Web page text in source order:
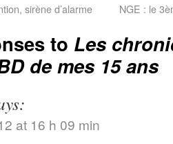
sirène d’alarme NGE : le
to Les
de mes 15 ans
at 16 h 09 min